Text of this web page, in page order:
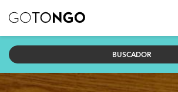
BUSCADOR
País